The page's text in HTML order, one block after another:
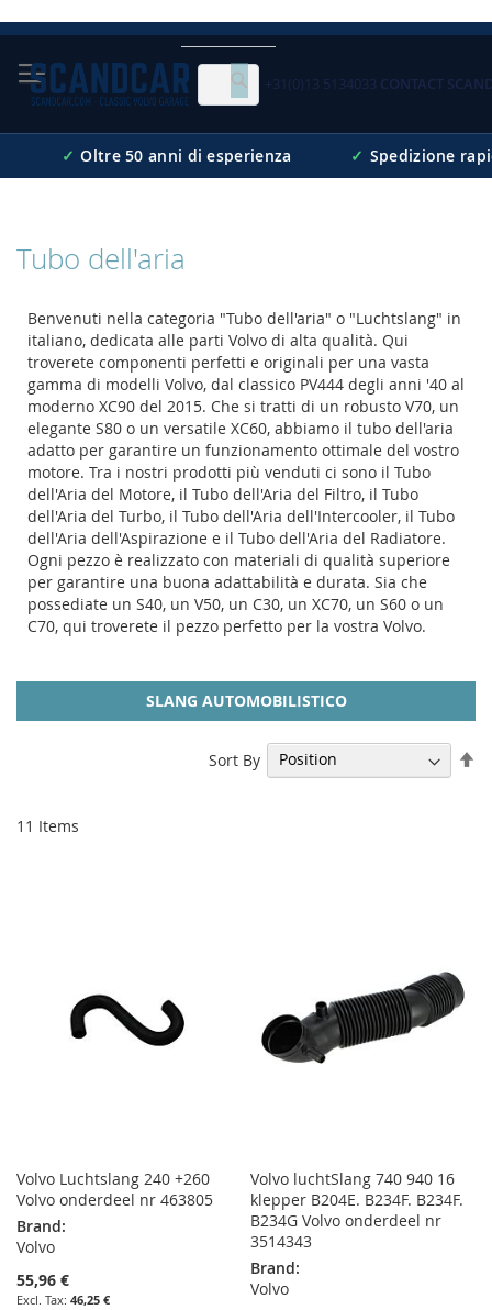
Skip
Content
Cerca
+31(0)13 5134033 CONTACT
✓ Oltre 50 anni di esperienza ✓ Spedizione
Tubo dell'aria
Benvenuti nella categoria "Tubo dell'aria" o "Luchtslang" in
italiano, dedicata alle parti Volvo di alta qualità. Qui
troverete componenti perfetti e originali per una vasta
gamma di modelli Volvo, dal classico PV444 degli anni '40 al
moderno XC90 del 2015. Che si tratti di un robusto V70, un
elegante S80 o un versatile XC60, abbiamo il tubo dell'aria
adatto per garantire un funzionamento ottimale del vostro
motore. Tra i nostri prodotti più venduti ci sono il Tubo
dell'Aria del Motore, il Tubo dell'Aria del Filtro, il Tubo
dell'Aria del Turbo, il Tubo dell'Aria dell'Intercooler, il Tubo
dell'Aria dell'Aspirazione e il Tubo dell'Aria del Radiatore.
Ogni pezzo è realizzato con materiali di qualità superiore
per garantire una buona adattabilità e durata. Sia che
possediate un S40, un V50, un C30, un XC70, un S60 o un
C70, qui troverete il pezzo perfetto per la vostra Volvo.
SLANG AUTOMOBILISTICO
11 Items
Sort By
Volvo Luchtslang 240 +260
Volvo onderdeel nr 463805
Brand:
Volvo
55,96 €
46,25 €
Volvo luchtSlang 740 940 16
klepper B204E. B234F. B234F.
B234G Volvo onderdeel nr
3514343
Brand:
Volvo